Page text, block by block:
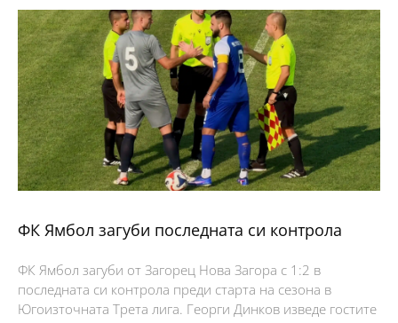
ФК Ямбол загуби последната си контрола
ФК Ямбол загуби от Загорец Нова Загора с 1:2 в
последната си контрола преди старта на сезона в
Югоизточната Трета лига. Георги Динков изведе гостите